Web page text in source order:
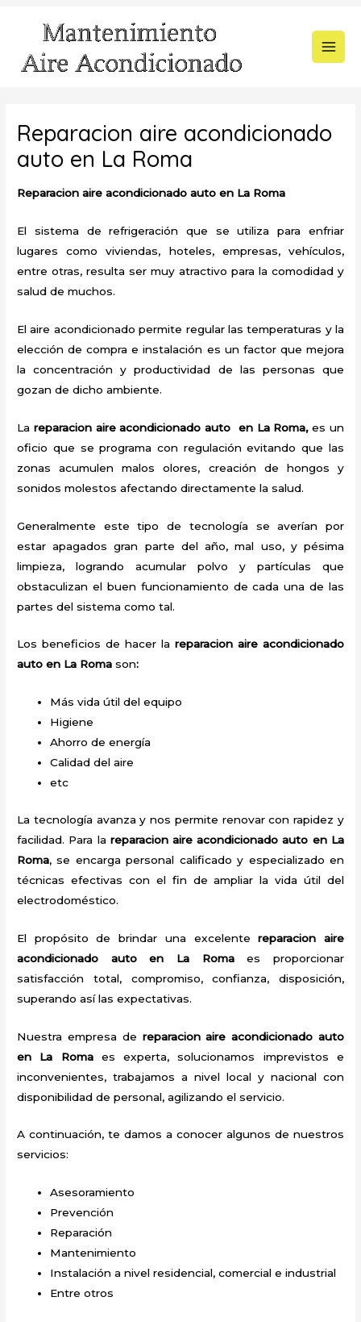
contenido
Reparacion aire acondicionado
auto en La Roma
Reparacion aire acondicionado auto en La Roma
El sistema de refrigeración que se utiliza para enfriar
lugares como viviendas, hoteles, empresas, vehículos,
entre otras, resulta ser muy atractivo para la comodidad y
salud de muchos.
El aire acondicionado permite regular las temperaturas y la
elección de compra e instalación es un factor que mejora
la concentración y productividad de las personas que
gozan de dicho ambiente.
La reparacion aire acondicionado auto en La Roma,es un
oficio que se programa con regulación evitando que las
zonas acumulen malos olores, creación de hongos y
sonidos molestos afectando directamente la salud.
Generalmente este tipo de tecnología se averían por
estar apagados gran parte del año, mal uso, y pésima
limpieza, logrando acumular polvo y partículas que
obstaculizan el buen funcionamiento de cada una de las
partes del sistema como tal.
Los beneficios de hacer la reparacion aire acondicionado
auto en La Romason:
Más vida útil del equipo
Higiene
Ahorro de energía
Calidad del aire
etc
La tecnología avanza y nos permite renovar con rapidez y
facilidad. Para la reparacion aire acondicionado auto en La
Roma, se encarga personal calificado y especializado en
técnicas efectivas con el fin de ampliar la vida útil del
electrodoméstico.
El propósito de brindar una excelentereparacion aire
acondicionado auto en La Romaes proporcionar
satisfacción total, compromiso, confianza, disposición,
superando así las expectativas.
Nuestra empresa de reparacion aire acondicionado auto
en La Romaes experta, solucionamos imprevistos e
inconvenientes, trabajamos a nivel local y nacional con
disponibilidad de personal, agilizando el servicio.
A continuación, te damos a conocer algunos de nuestros
servicios:
Asesoramiento
Prevención
Reparación
Mantenimiento
Instalación a nivel residencial, comercial e industrial
Entre otros